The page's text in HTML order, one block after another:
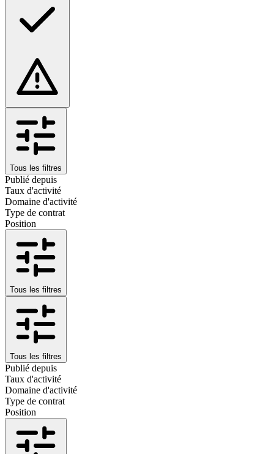
Tous les filtres
Publié depuis
Taux d'activité
Domaine d'activité
Type de contrat
Position
Tous les filtres
Tous les filtres
Publié depuis
Taux d'activité
Domaine d'activité
Type de contrat
Position